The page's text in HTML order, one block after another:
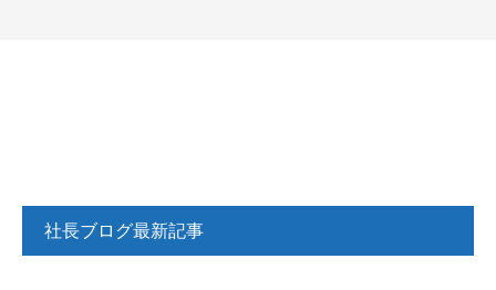
社長ブログ最新記事